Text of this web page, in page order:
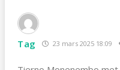
Tag 23 mars 2025 18:09